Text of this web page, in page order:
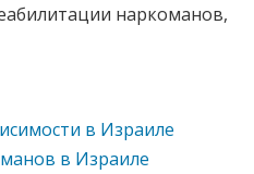
наркоманов,
в Израиле
в Израиле